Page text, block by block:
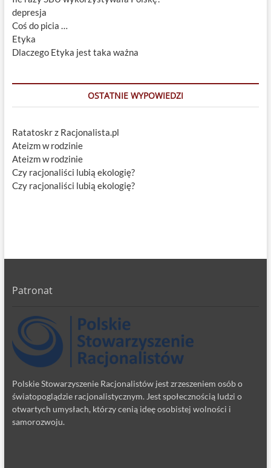
depresja
Coś do picia …
Etyka
Dlaczego Etyka jest taka ważna
OSTATNIE WYPOWIEDZI
Ratatoskr z Racjonalista.pl
Ateizm w rodzinie
Ateizm w rodzinie
Czy racjonaliści lubią ekologię?
Czy racjonaliści lubią ekologię?
Patronat
Polskie Stowarzyszenie Racjonalistów jest zrzeszeniem osób o
światopoglądzie racjonalistycznym. Jest społecznością ludzi o
otwartych umysłach, którzy cenią ideę osobistej wolności i
samorozwoju.